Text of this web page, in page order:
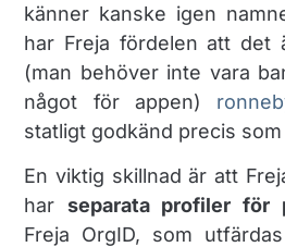
känner kanske igen
har Freja fördelen att
(man behöver inte vara
något för appen)​
statligt godkänd precis som
En viktig skillnad är att
har separata profiler för
Freja OrgID, som